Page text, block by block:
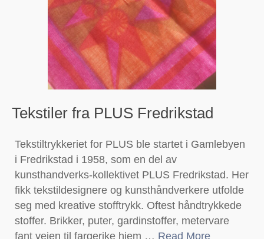
Tekstiler fra PLUS Fredrikstad
Tekstiltrykkeriet for PLUS ble startet i Gamlebyen
i Fredrikstad i 1958, som en del av
kunsthandverks-kollektivet PLUS Fredrikstad. Her
fikk tekstildesignere og kunsthåndverkere utfolde
seg med kreative stofftrykk. Oftest håndtrykkede
stoffer. Brikker, puter, gardinstoffer, metervare
fant veien til fargerike hjem … Read More